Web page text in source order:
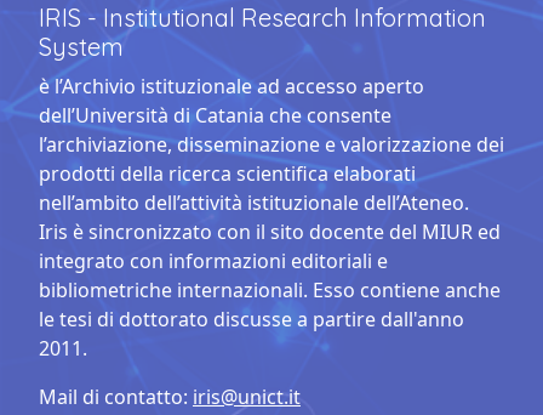
IRIS - Institutional Research Information
System
è l’Archivio istituzionale ad accesso aperto
dell’Università di Catania che consente
l’archiviazione, disseminazione e valorizzazione dei
prodotti della ricerca scientifica elaborati
nell’ambito dell’attività istituzionale dell’Ateneo.
Iris è sincronizzato con il sito docente del MIUR ed
integrato con informazioni editoriali e
bibliometriche internazionali. Esso contiene anche
le tesi di dottorato discusse a partire dall'anno
2011.
Mail di contatto: iris@unict.it